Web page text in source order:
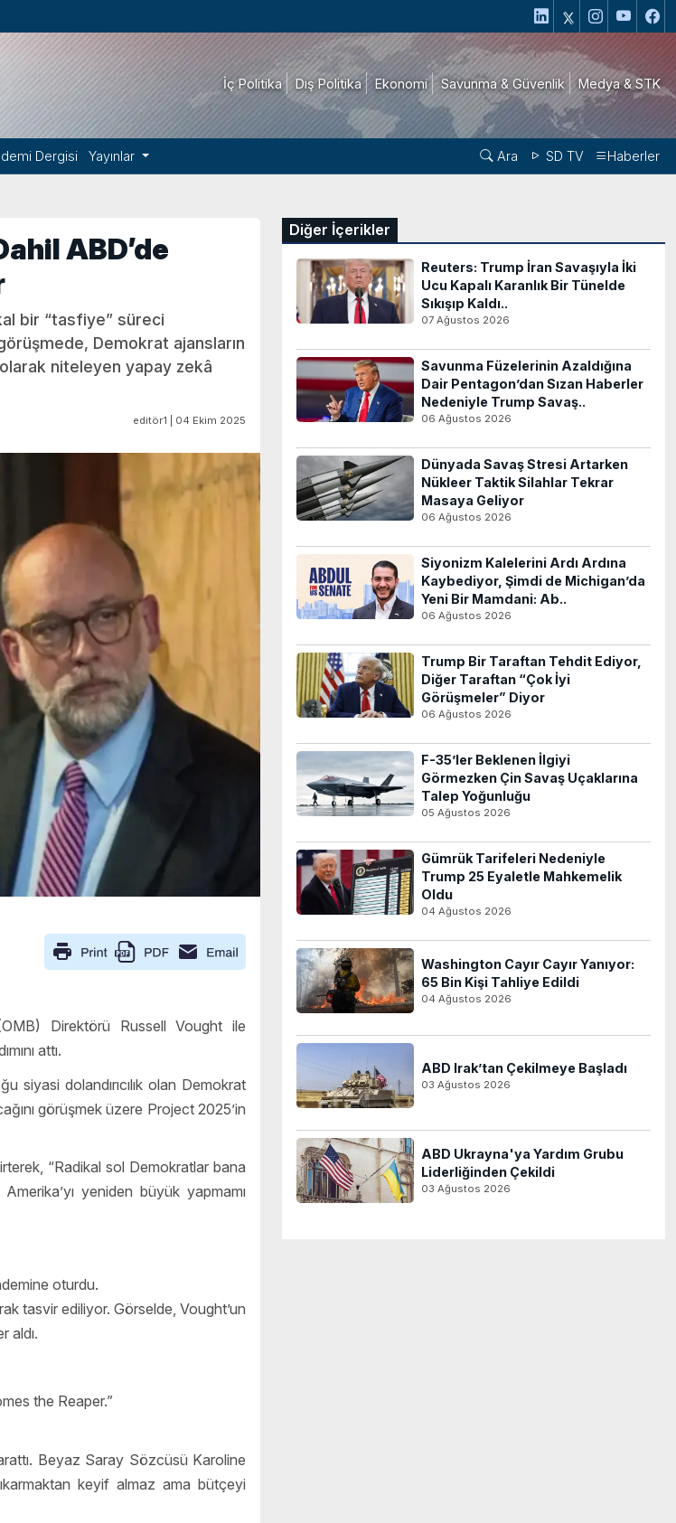
İç Politika Dış Politika Ekonomi Savunma & Güvenlik Medya & STK
Dergisi Yayınlar Ara SD TV Haberler
ABD’de
bir “tasfiye” süreci
Demokrat ajansların
olarak niteleyen yapay zekâ
editör1 | 04 Ekim 2025
Direktörü Russell Vought ile
attı.
siyasi dolandırıcılık olan Demokrat
görüşmek üzere Project 2025’in
“Radikal sol Demokratlar bana
yeniden büyük yapmamı
oturdu.
tasvir ediliyor. Görselde, Vought’un
aldı.
the Reaper.”
Beyaz Saray Sözcüsü Karoline
keyif almaz ama bütçeyi
Diğer İçerikler
Reuters: Trump İran Savaşıyla İki
Ucu Kapalı Karanlık Bir Tünelde
Sıkışıp Kaldı..
07 Ağustos 2026
Savunma Füzelerinin Azaldığına
Dair Pentagon’dan Sızan Haberler
Nedeniyle Trump Savaş..
06 Ağustos 2026
Dünyada Savaş Stresi Artarken
Nükleer Taktik Silahlar Tekrar
Masaya Geliyor
06 Ağustos 2026
Siyonizm Kalelerini Ardı Ardına
Kaybediyor, Şimdi de Michigan’da
Yeni Bir Mamdani: Ab..
06 Ağustos 2026
Trump Bir Taraftan Tehdit Ediyor,
Diğer Taraftan “Çok İyi
Görüşmeler” Diyor
06 Ağustos 2026
F-35’ler Beklenen İlgiyi
Görmezken Çin Savaş Uçaklarına
Talep Yoğunluğu
05 Ağustos 2026
Gümrük Tarifeleri Nedeniyle
Trump 25 Eyaletle Mahkemelik
Oldu
04 Ağustos 2026
Washington Cayır Cayır Yanıyor:
65 Bin Kişi Tahliye Edildi
04 Ağustos 2026
ABD Irak’tan Çekilmeye Başladı
03 Ağustos 2026
ABD Ukrayna'ya Yardım Grubu
Liderliğinden Çekildi
03 Ağustos 2026